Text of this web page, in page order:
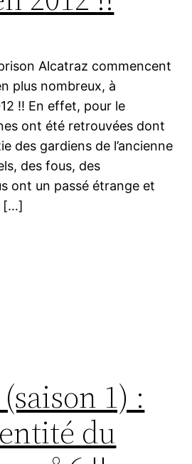
Alcatraz commencent
plus nombreux, à
!! En effet, pour le
ont été retrouvées dont
des gardiens de l’ancienne
des fous, des
ont un passé étrange et
[…]
1) :
du